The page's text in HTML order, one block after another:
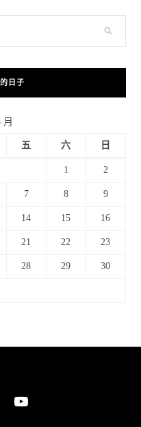
日子
月
五 六 日
1 2
7 8 9
14 15 16
21 22 23
28 29 30